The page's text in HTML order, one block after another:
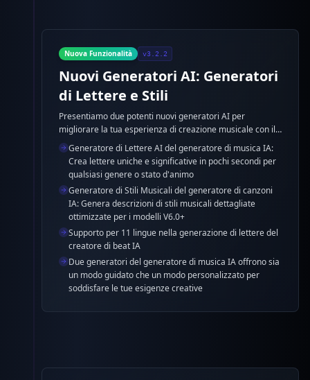
Nuova Funzionalità v3.2.2
Nuovi Generatori AI: Generatori
di Lettere e Stili
Presentiamo due potenti nuovi generatori AI per
migliorare la tua esperienza di creazione musicale con il
generatore di musica IA. Il Generatore di Lettere AI e il
Generatore di Stili Musicali del generatore di canzoni IA
sono ora disponibili per aiutarti a creare lettere e
descrizioni di stili musicali professionali.
Generatore di Lettere AI del generatore di musica IA:
Crea lettere uniche e significative in pochi secondi per
qualsiasi genere o stato d'animo
Generatore di Stili Musicali del generatore di canzoni
IA: Genera descrizioni di stili musicali dettagliate
ottimizzate per i modelli V6.0+
Supporto per 11 lingue nella generazione di lettere del
creatore di beat IA
Due generatori del generatore di musica IA offrono sia
un modo guidato che un modo personalizzato per
soddisfare le tue esigenze creative